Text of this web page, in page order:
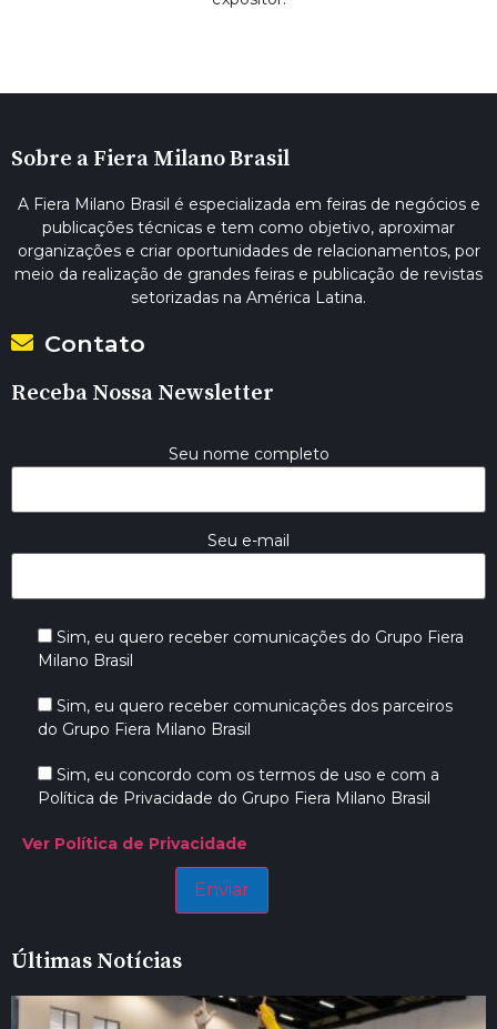
Sobre a Fiera Milano Brasil
A Fiera Milano Brasil é especializada em feiras de negócios e
publicações técnicas e tem como objetivo, aproximar
organizações e criar oportunidades de relacionamentos, por
meio da realização de grandes feiras e publicação de revistas
setorizadas na América Latina.
Contato
Receba Nossa Newsletter
Seu nome completo
Seu e-mail
Sim, eu quero receber comunicações do Grupo Fiera
Milano Brasil
Sim, eu quero receber comunicações dos parceiros
do Grupo Fiera Milano Brasil
Sim, eu concordo com os termos de uso e com a
Política de Privacidade do Grupo Fiera Milano Brasil
Ver Política de Privacidade
Últimas Notícias